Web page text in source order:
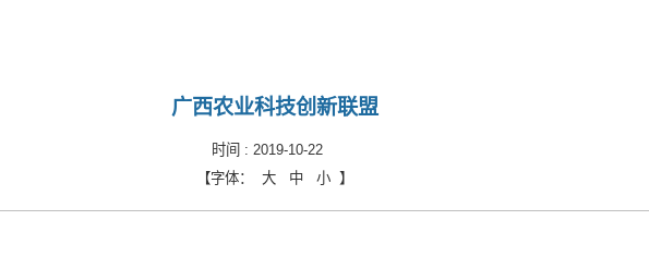
广西农业科技创新联盟
时间 : 2019-10-22
【字体：
大 中 小 】